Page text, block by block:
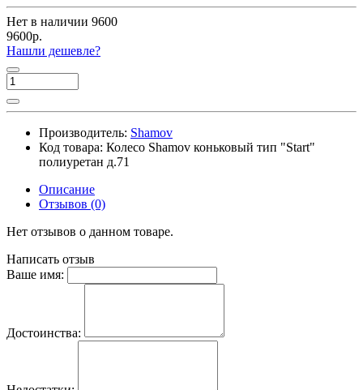
Нет в наличии 9600
9600р.
Нашли дешевле?
Производитель: Shamov
Код товара: Колесо Shamov коньковый тип "Start"
полиуретан д.71
Описание
Отзывов (0)
Нет отзывов о данном товаре.
Написать отзыв
Ваше имя:
Достоинства: